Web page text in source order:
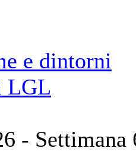
e dintorni
LGL
- Settimana